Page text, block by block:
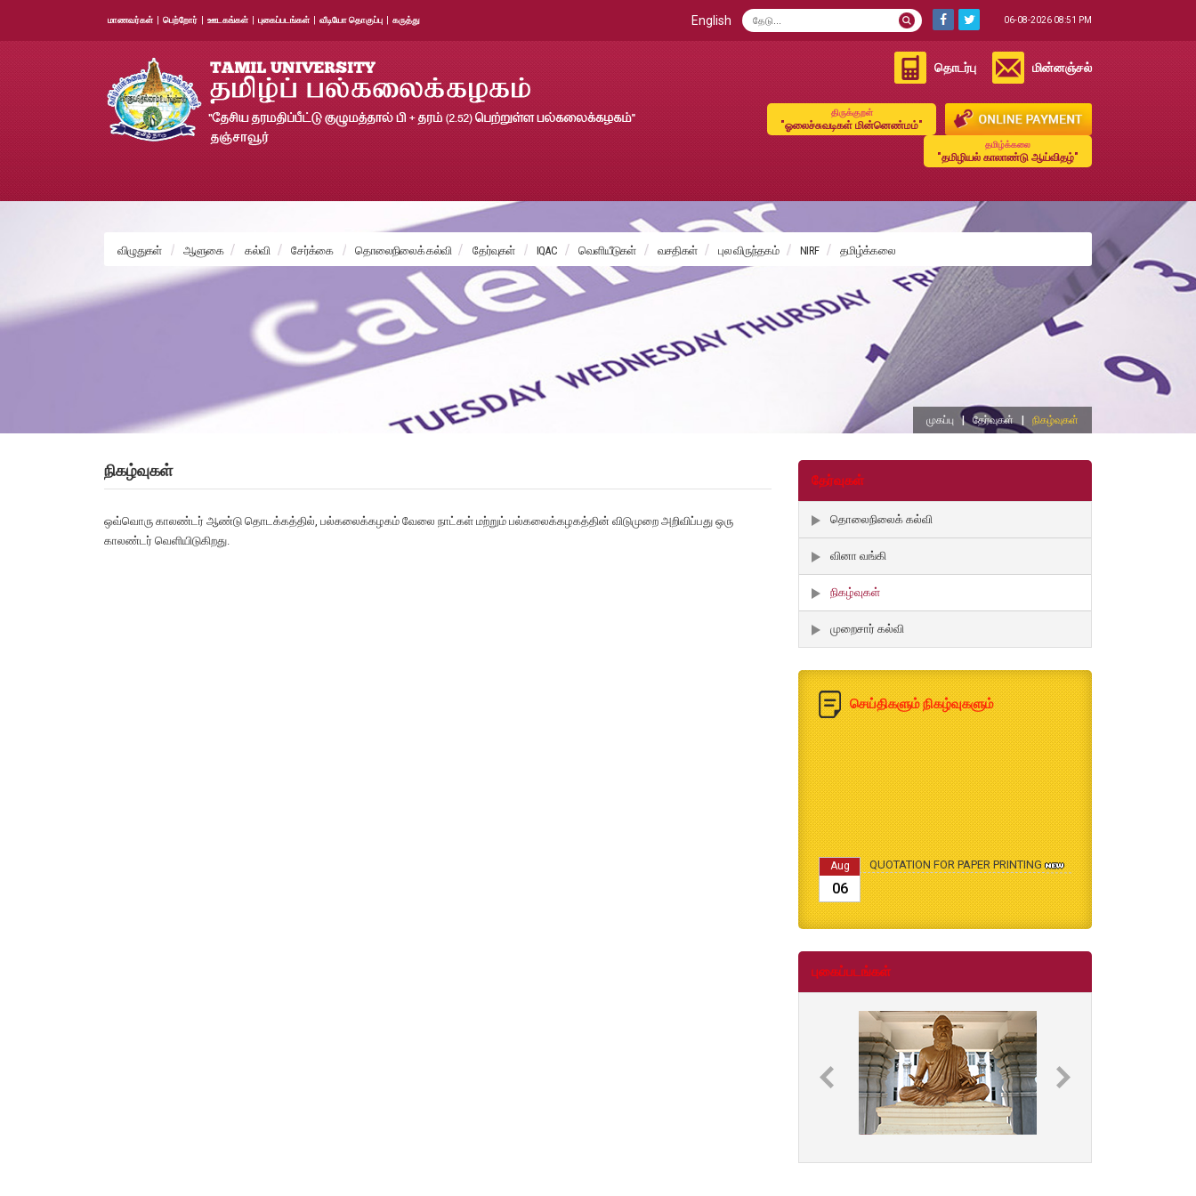
மாணவர்கள் பெற்றோர் ஊடகங்கள் புகைப்படங்கள் வீடியோ தொகுப்பு கருத்து English 06-08-2026 08:51 PM
மின்னஞ்சல்
தொடர்பு
திருக்குறள்
"ஓலைச்சுவடிகள் மின்னெண்மம்"
தமிழ்க்கலை
"தமிழியல் காலாண்டு ஆய்விதழ்"
விழுதுகள் ஆளுகை கல்வி சேர்க்கை தொலைநிலைக் கல்வி தேர்வுகள் IQAC வெளியீடுகள் வசதிகள் புல விருந்தகம் NIRF தமிழ்க்கலை
முகப்பு | தேர்வுகள் | நிகழ்வுகள்
நிகழ்வுகள்
ஒவ்வொரு காலண்டர் ஆண்டு தொடக்கத்தில், பல்கலைக்கழகம் வேலை நாட்கள் மற்றும் பல்கலைக்கழகத்தின் விடுமுறை அறிவிப்பது ஒரு
காலண்டர் வெளியிடுகிறது
தேர்வுகள்
தொலைநிலைக் கல்வி
வினா வங்கி
நிகழ்வுகள்
முறைசார் கல்வி
செய்திகளும் நிகழ்வுகளும்
Aug
06
QUOTATION FOR PAPER PRINTING
Aug B.Ed., M.Ed., Admission Date Extesion
Jul
31
தமிழ்க்கலை – தமிழியல் காலாண்டு
ஆய்விதழ் – 2025
தமிழ்க்கலை – தமிழியல் காலாண்டு
ஆய்விதழ் – 2024
புகைப்படங்கள்